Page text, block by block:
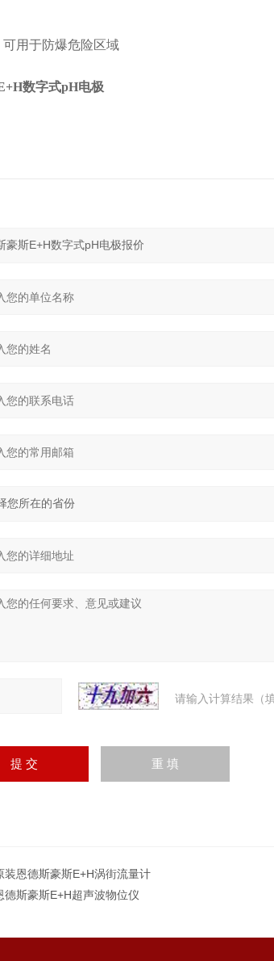
用于防爆危险区域
数字式pH电极
请输入计算结果（
恩德斯豪斯E+H涡街流量计
斯豪斯E+H超声波物位仪